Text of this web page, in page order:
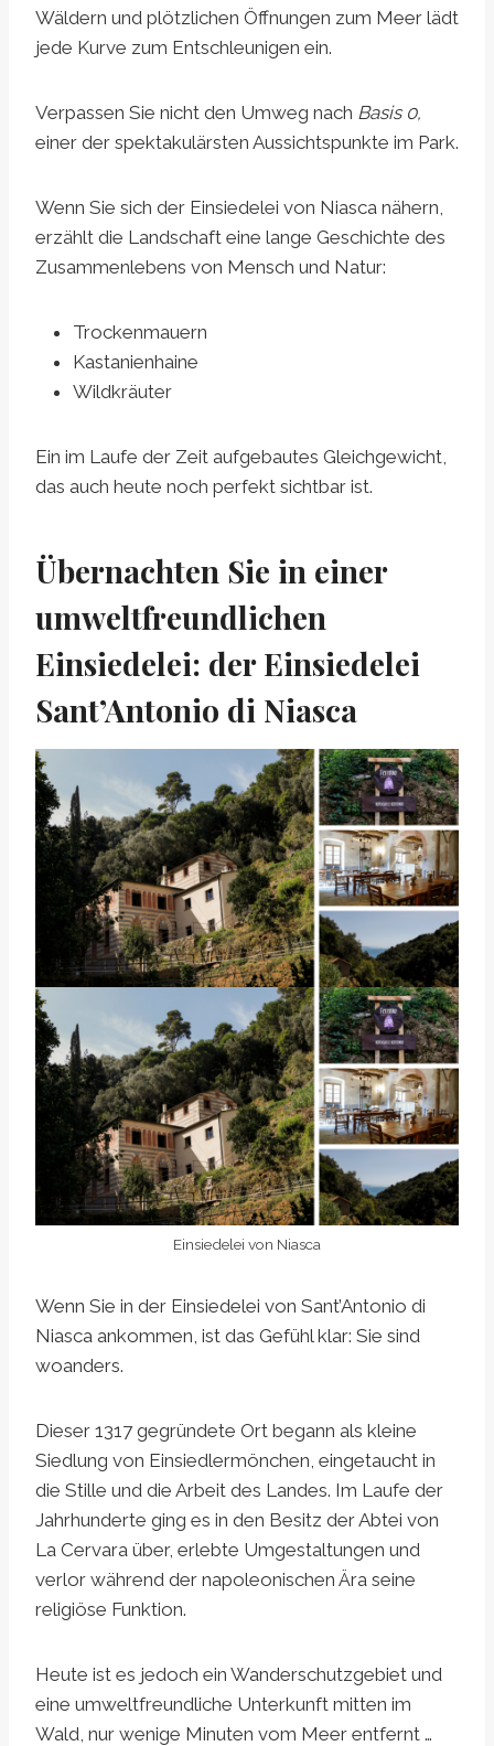
Wäldern und plötzlichen Öffnungen zum Meer lädt
jede Kurve zum Entschleunigen ein.
Verpassen Sie nicht den Umweg nach Basis 0,
einer der spektakulärsten Aussichtspunkte im Park.
Wenn Sie sich der Einsiedelei von Niasca nähern,
erzählt die Landschaft eine lange Geschichte des
Zusammenlebens von Mensch und Natur:
Trockenmauern
Kastanienhaine
Wildkräuter
Ein im Laufe der Zeit aufgebautes Gleichgewicht,
das auch heute noch perfekt sichtbar ist.
Übernachten Sie in einer
umweltfreundlichen
Einsiedelei: der Einsiedelei
Sant’Antonio di Niasca
Einsiedelei von Niasca
Wenn Sie in der Einsiedelei von Sant’Antonio di
Niasca ankommen, ist das Gefühl klar: Sie sind
woanders.
Dieser 1317 gegründete Ort begann als kleine
Siedlung von Einsiedlermönchen, eingetaucht in
die Stille und die Arbeit des Landes. Im Laufe der
Jahrhunderte ging es in den Besitz der Abtei von
La Cervara über, erlebte Umgestaltungen und
verlor während der napoleonischen Ära seine
religiöse Funktion.
Heute ist es jedoch ein Wanderschutzgebiet und
eine umweltfreundliche Unterkunft mitten im
Wald, nur wenige Minuten vom Meer entfernt …